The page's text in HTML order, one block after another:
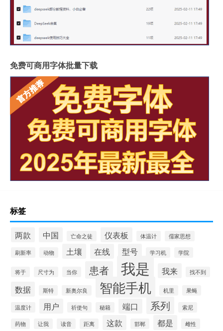
免费可商用字体批量下载
标签
两款 中国 亡命之徒 仪表板 体温计 儒家思想
刷新率 动物 土壤 在线 型号 学习机 学院
将于 尺寸为 当你 患者 我是 我来 找不到
数据 斯特 新奥尔良 智能手机 机里 果蝇
温度计 用户 祈使句 秘籍 端口 系列 索尼
药物 让我 读音 距离 这款 邯郸 都是 雌性